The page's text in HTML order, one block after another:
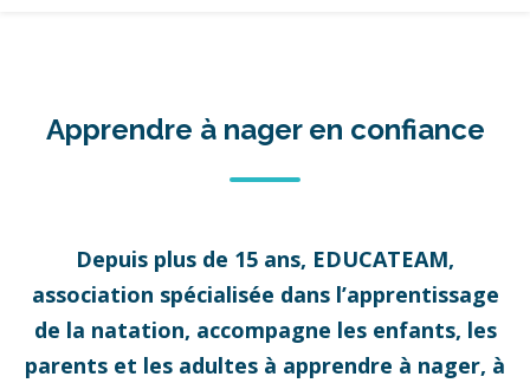
Apprendre à nager en confiance
Depuis plus de 15 ans, EDUCATEAM,
association spécialisée dans l’apprentissage
de la natation, accompagne les enfants, les
parents et les adultes à apprendre à nager, à